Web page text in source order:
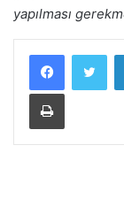
yapılması
Yazdır